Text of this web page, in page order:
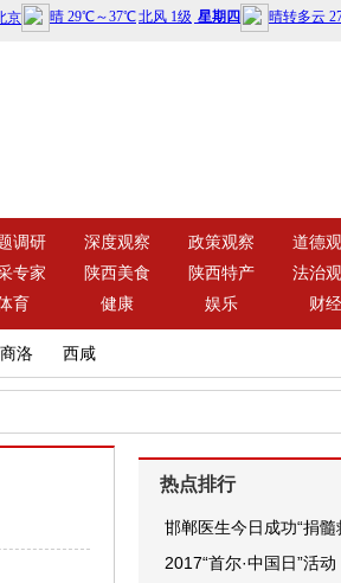
调研 深度观察 政策观察 道德
专家 陕西美食 陕西特产 法治
育 健康 娱乐 财经
商洛 西咸
热点排行
邯郸医生今日成功“捐髓
2017“首尔·中国日”活